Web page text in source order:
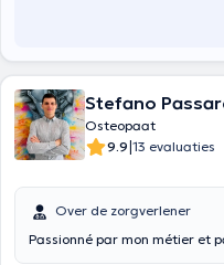
Stefano
Osteopaat
9.9|13 evaluaties
Over de zorgverlener
Passionné par mon métier et